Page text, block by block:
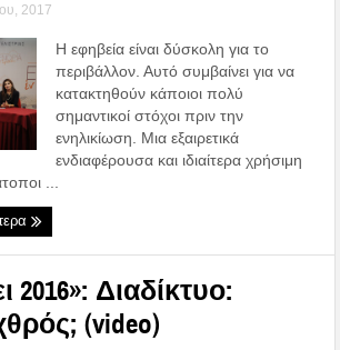
2017
Η εφηβεία είναι δύσκολη για το
περιβάλλον. Αυτό συμβαίνει για να
κατακτηθούν κάποιοι πολύ
σημαντικοί στόχοι πριν την
ενηλικίωση. Μια εξαιρετικά
ενδιαφέρουσα και ιδιαίτερα χρήσιμη
...
2016»: Διαδίκτυο:
(video)